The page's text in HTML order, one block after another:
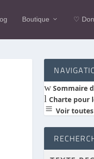
Boutique ♡
wSommaire
l Charte pour
a Voir